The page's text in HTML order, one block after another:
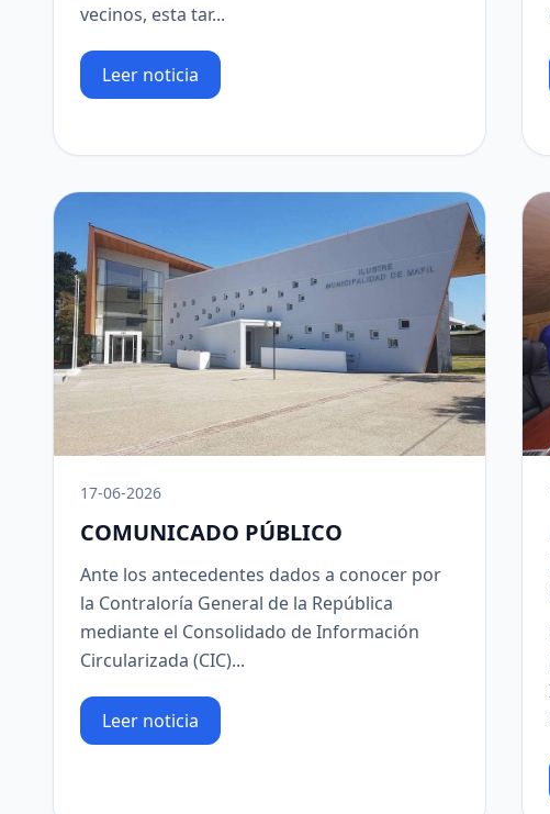
vecinos, esta tar...
Leer noticia
17-06-2026
COMUNICADO PÚBLICO
Ante los antecedentes dados a conocer por
la Contraloría General de la República
mediante el Consolidado de Información
Circularizada (CIC)...
Leer noticia